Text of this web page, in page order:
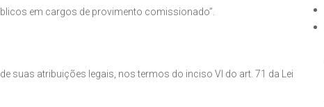
em cargos de provimento comissionado”.
suas atribuições legais, nos termos do inciso VI do art. 71 da Lei